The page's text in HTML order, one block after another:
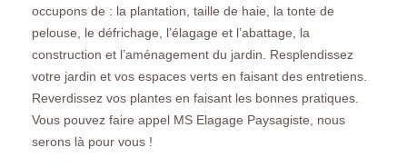
occupons de : la plantation, taille de haie, la tonte de
pelouse, le défrichage, l’élagage et l’abattage, la
construction et l’aménagement du jardin. Resplendissez
votre jardin et vos espaces verts en faisant des entretiens.
Reverdissez vos plantes en faisant les bonnes pratiques.
Vous pouvez faire appel MS Elagage Paysagiste, nous
serons là pour vous !